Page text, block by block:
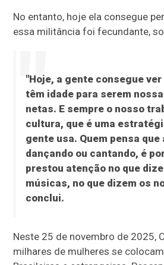
No entanto, hoje ela consegue
essa militância foi fecundante,
"Hoje, a gente consegue
têm idade para serem
netas. E sempre o nosso
cultura, que é uma
gente usa. Quem pensa
dançando ou cantando, é
prestou atenção no que
músicas, no que dizem os
conclui.
Neste 25 de novembro de 2025,
milhares de mulheres se